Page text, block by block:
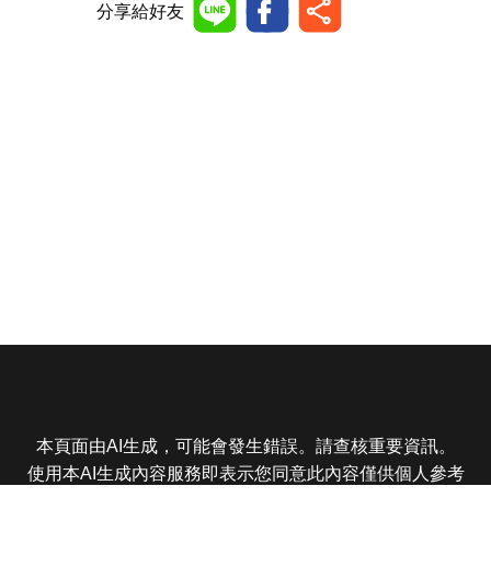
分享給好友
本頁面由AI生成，可能會發生錯誤。請查核重要資訊。
使用本AI生成內容服務即表示您同意此內容僅供個人參考